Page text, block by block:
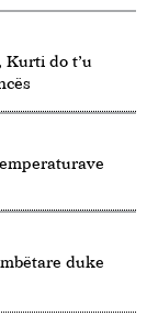
Kurti do t’u
duke